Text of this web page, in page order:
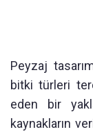
Peyzaj
bitki türleri
eden bir
kaynakların